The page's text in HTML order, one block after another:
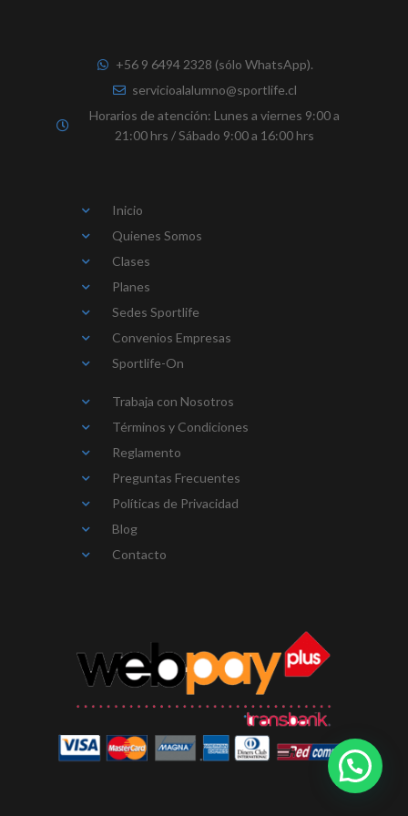
+56 9 6494 2328 (sólo WhatsApp).
servicioalalumno@sportlife.cl
Horarios de atención: Lunes a viernes 9:00 a
21:00 hrs / Sábado 9:00 a 16:00 hrs
Inicio
Quienes Somos
Clases
Planes
Sedes Sportlife
Convenios Empresas
Sportlife-On
Trabaja con Nosotros
Términos y Condiciones
Reglamento
Preguntas Frecuentes
Políticas de Privacidad
Blog
Contacto